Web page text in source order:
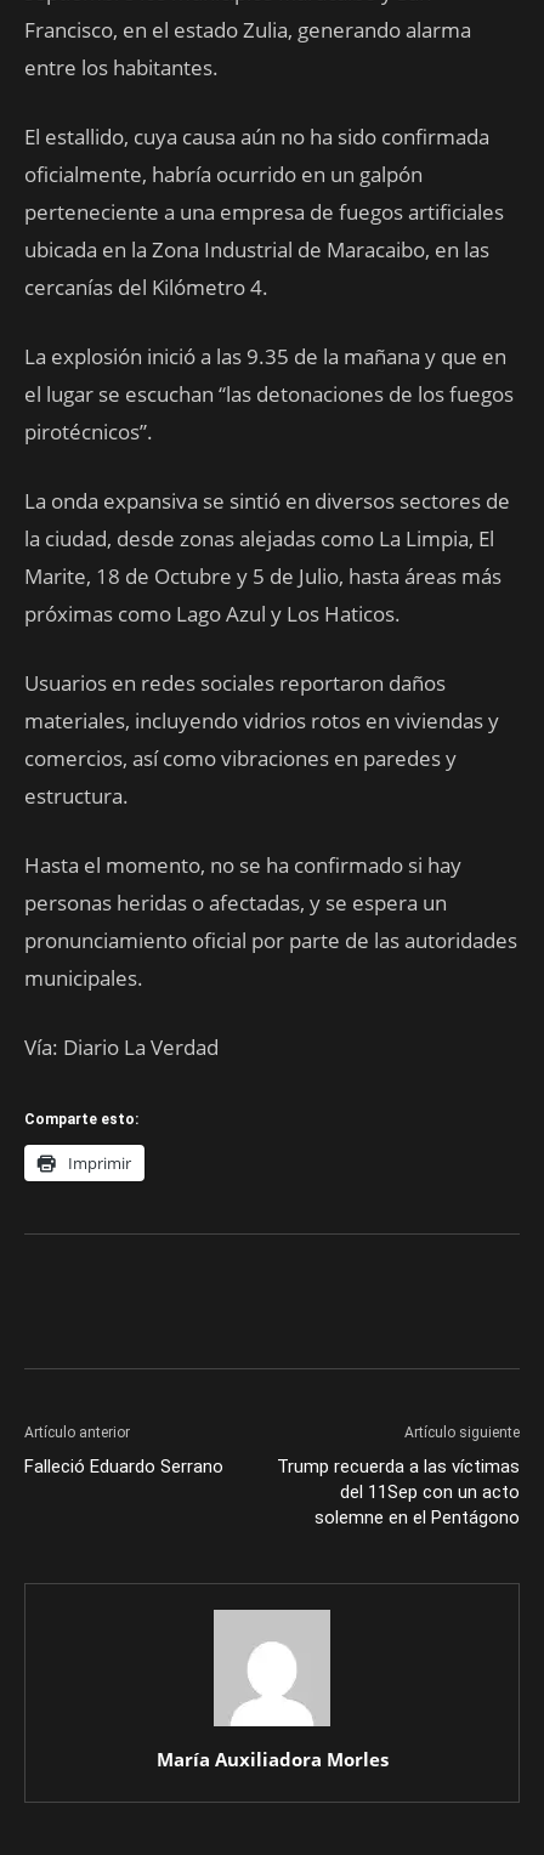
Francisco, en el estado Zulia, generando alarma
entre los habitantes.
El estallido, cuya causa aún no ha sido confirmada
oficialmente, habría ocurrido en un galpón
perteneciente a una empresa de fuegos artificiales
ubicada en la Zona Industrial de Maracaibo, en las
cercanías del Kilómetro 4.
La explosión inició a las 9.35 de la mañana y que en
el lugar se escuchan “las detonaciones de los fuegos
pirotécnicos”.
La onda expansiva se sintió en diversos sectores de
la ciudad, desde zonas alejadas como La Limpia, El
Marite, 18 de Octubre y 5 de Julio, hasta áreas más
próximas como Lago Azul y Los Haticos.
Usuarios en redes sociales reportaron daños
materiales, incluyendo vidrios rotos en viviendas y
comercios, así como vibraciones en paredes y
estructura.
Hasta el momento, no se ha confirmado si hay
personas heridas o afectadas, y se espera un
pronunciamiento oficial por parte de las autoridades
municipales.
Vía: Diario La Verdad
Comparte esto:
Imprimir
Artículo anterior
Falleció Eduardo Serrano
Artículo siguiente
Trump recuerda a las víctimas
del 11Sep con un acto
solemne en el Pentágono
María Auxiliadora Morles